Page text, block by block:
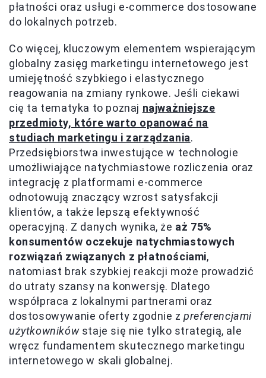
płatności oraz usługi e-commerce dostosowane
do lokalnych potrzeb.
Co więcej, kluczowym elementem wspierającym
globalny zasięg marketingu internetowego jest
umiejętność szybkiego i elastycznego
reagowania na zmiany rynkowe. Jeśli ciekawi
cię ta tematyka to poznaj najważniejsze
przedmioty, które warto opanować na
studiach marketingu i zarządzania.
Przedsiębiorstwa inwestujące w technologie
umożliwiające natychmiastowe rozliczenia oraz
integrację z platformami e-commerce
odnotowują znaczący wzrost satysfakcji
klientów, a także lepszą efektywność
operacyjną. Z danych wynika, że aż 75%
konsumentów oczekuje natychmiastowych
rozwiązań związanych z płatnościami,
natomiast brak szybkiej reakcji może prowadzić
do utraty szansy na konwersję. Dlatego
współpraca z lokalnymi partnerami oraz
dostosowywanie oferty zgodnie zpreferencjami
użytkownikówstaje się nie tylko strategią, ale
wręcz fundamentem skutecznego marketingu
internetowego w skali globalnej.